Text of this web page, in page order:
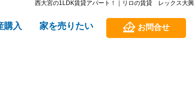
西大宮の1LDK賃貸アパート！｜リロの賃貸 レックス大興
購入 家を売りたい お問合せ